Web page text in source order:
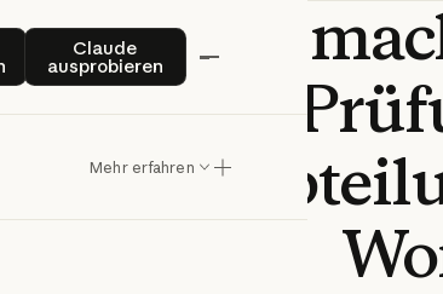
Claude
ausprobieren
Claude ausprobieren
Mehr erfahren
Claude
tätigen